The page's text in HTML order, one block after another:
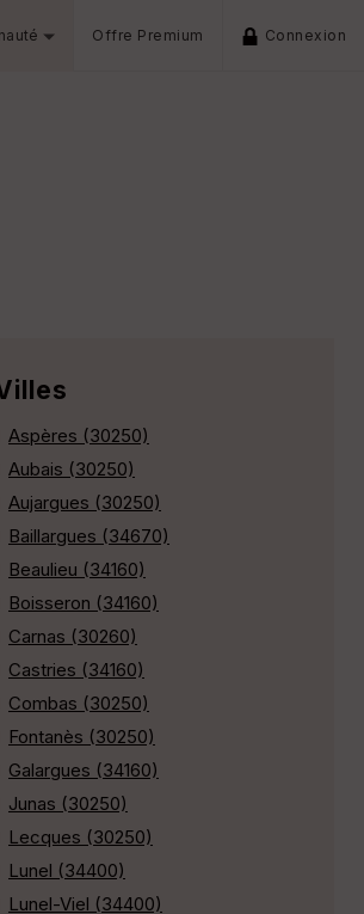
Offre Premium Connexion
Aspères (30250)
Aubais (30250)
Aujargues (30250)
Baillargues (34670)
Beaulieu (34160)
Boisseron (34160)
Carnas (30260)
Castries (34160)
Combas (30250)
Fontanès (30250)
Galargues (34160)
Junas (30250)
Lecques (30250)
Lunel (34400)
Lunel-Viel (34400)